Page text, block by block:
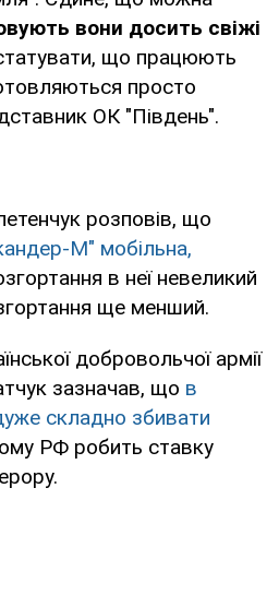
вони досить свіжі
що працюють
просто
ОК "Південь".
розповів, що
М" мобільна,
в неї невеликий
ще менший.
добровольчої армії
зазначав, що в
складно збивати
РФ робить ставку